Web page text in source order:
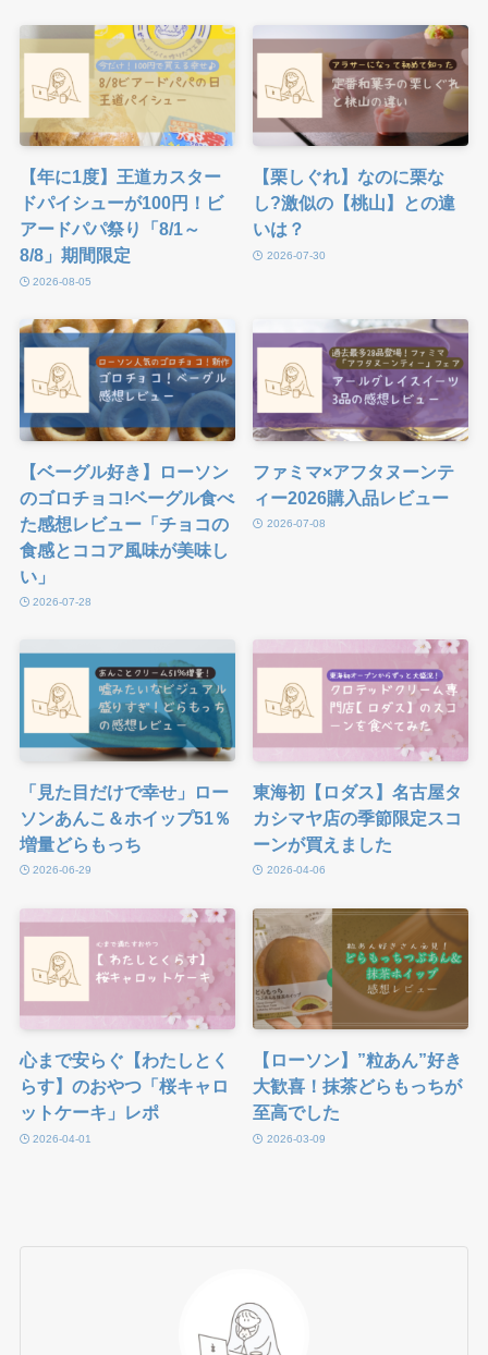
【年に1度】王道カスター
ドパイシューが100円！ビ
アードパパ祭り「8/1～
8/8」期間限定
2026-08-05
【栗しぐれ】なのに栗な
し?激似の【桃山】との違
いは？
2026-07-30
【ベーグル好き】ローソン
のゴロチョコ!ベーグル食べ
た感想レビュー「チョコの
食感とココア風味が美味し
い」
2026-07-28
ファミマ×アフタヌーンテ
ィー2026購入品レビュー
2026-07-08
「見た目だけで幸せ」ロー
ソンあんこ＆ホイップ51％
増量どらもっち
2026-06-29
東海初【ロダス】名古屋タ
カシマヤ店の季節限定スコ
ーンが買えました
2026-04-06
心まで安らぐ【わたしとく
らす】のおやつ「桜キャロ
ットケーキ」レポ
2026-04-01
【ローソン】”粒あん”好き
大歓喜！抹茶どらもっちが
至高でした
2026-03-09